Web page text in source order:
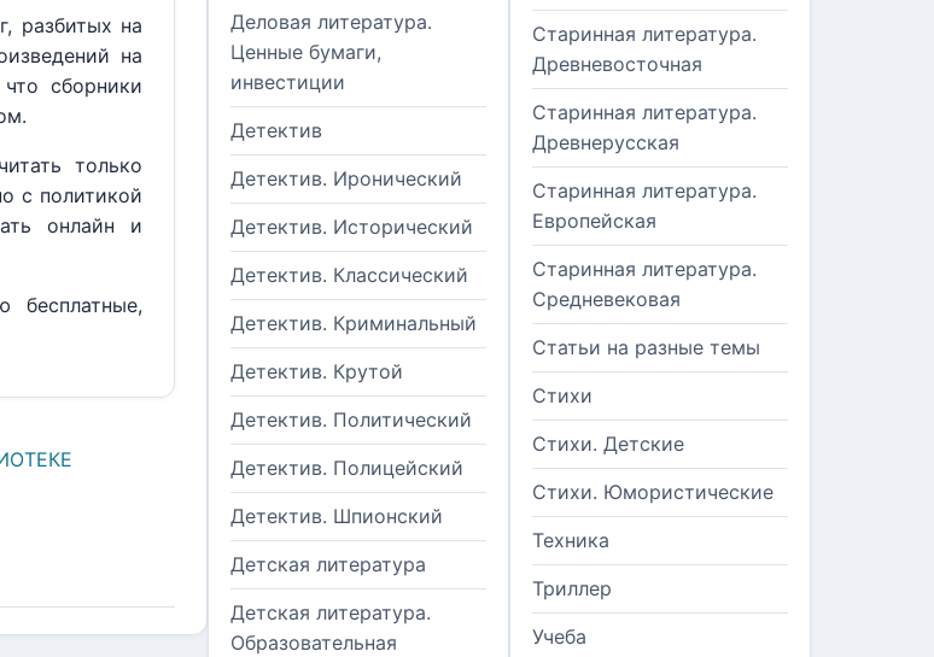
разбитых на
на
сборники
только
с политикой
онлайн и
бесплатные,
Деловая литература.
Ценные бумаги,
инвестиции
Детектив
Детектив. Иронический
Детектив. Исторический
Детектив. Классический
Детектив. Криминальный
Детектив. Крутой
Детектив. Политический
Детектив. Полицейский
Детектив. Шпионский
Детская литература
Детская литература.
Образовательная
Старинная литература.
Древневосточная
Старинная литература.
Древнерусская
Старинная литература.
Европейская
Старинная литература.
Средневековая
Статьи на разные темы
Стихи
Стихи. Детские
Стихи. Юмористические
Техника
Триллер
Учеба